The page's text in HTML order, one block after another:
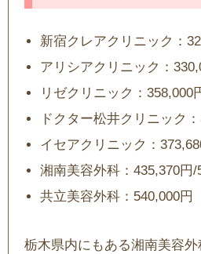
新宿クレアクリニック：
アリシアクリニック：
リゼクリニック：358,000
ドクター松井クリニック
イセアクリニック：
湘南美容外科：435,370円/
共立美容外科：540,000円
栃木県内にもある湘南美容